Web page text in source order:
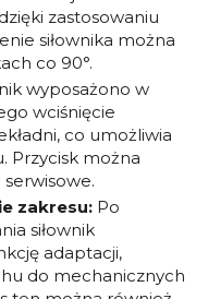
zastosowaniu
siłownika można
co 90°.
wyposażono w
wciśnięcie
co umożliwia
Przycisk można
zakresu: Po
siłownik
adaptacji,
do mechanicznych